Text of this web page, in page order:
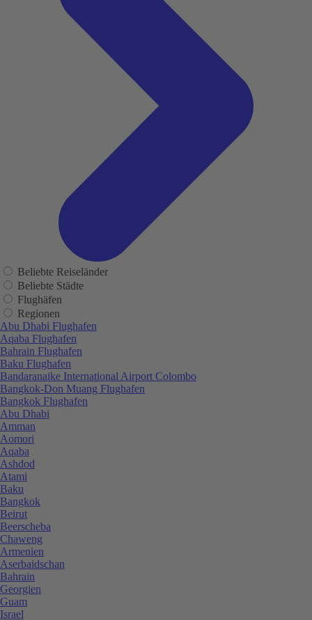
Beliebte Reiseländer
Beliebte Städte
Flughäfen
Regionen
Abu Dhabi Flughafen
Aqaba Flughafen
Bahrain Flughafen
Baku Flughafen
Bandaranaike International Airport Colombo
Bangkok-Don Muang Flughafen
Bangkok Flughafen
Abu Dhabi
Amman
Aomori
Aqaba
Ashdod
Atami
Baku
Bangkok
Beirut
Beerscheba
Chaweng
Armenien
Aserbaidschan
Bahrain
Georgien
Guam
Israel